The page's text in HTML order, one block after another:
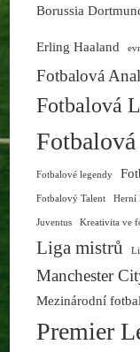
Borussia
Erling Haaland
Fotbalová
Fotbalová
Fotbalové legendy
Fotbalový Talent Herní
Juventus Kreativita ve
Liga mistrů
Manchester
Mezinárodní fotbal
Premier